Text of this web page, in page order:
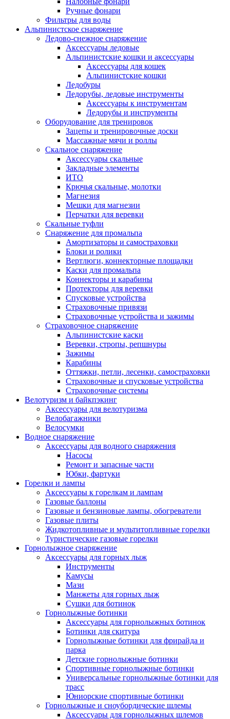
Ручные фонари
Фильтры для воды
Альпинистское снаряжение
Ледово-снежное снаряжение
Аксессуары ледовые
Альпинистские кошки и аксессуары
Аксессуары для кошек
Альпинистские кошки
Ледобуры
Ледорубы, ледовые инструменты
Аксессуары к инструментам
Ледорубы и инструменты
Оборудование для тренировок
Зацепы и тренировочные доски
Массажные мячи и роллы
Скальное снаряжение
Аксессуары скальные
Закладные элементы
ИТО
Крючья скальные, молотки
Магнезия
Мешки для магнезии
Перчатки для веревки
Скальные туфли
Снаряжение для промальпа
Амортизаторы и самостраховки
Блоки и ролики
Вертлюги, коннекторные площадки
Каски для промальпа
Коннекторы и карабины
Протекторы для веревки
Спусковые устройства
Страховочные привязи
Страховочные устройства и зажимы
Страховочное снаряжение
Альпинистские каски
Веревки, стропы, репшнуры
Зажимы
Карабины
Оттяжки, петли, лесенки, самостраховки
Страховочные и спусковые устройства
Страховочные системы
Велотуризм и байкпэкинг
Аксессуары для велотуризма
Велобагажники
Велосумки
Водное снаряжение
Аксессуары для водного снаряжения
Насосы
Ремонт и запасные части
Юбки, фартуки
Горелки и лампы
Аксессуары к горелкам и лампам
Газовые баллоны
Газовые и бензиновые лампы, обогреватели
Газовые плиты
Жидкотопливные и мультитопливные горелки
Туристические газовые горелки
Горнолыжное снаряжение
Аксессуары для горных лыж
Инструменты
Камусы
Мази
Манжеты для горных лыж
Сушки для ботинок
Горнолыжные ботинки
Аксессуары для горнолыжных ботинок
Ботинки для скитура
Горнолыжные ботинки для фрирайда и
парка
Детские горнолыжные ботинки
Спортивные горнолыжные ботинки
Универсальные горнолыжные ботинки для
трасс
Юниорские спортивные ботинки
Горнолыжные и сноубордические шлемы
Аксессуары для горнолыжных шлемов